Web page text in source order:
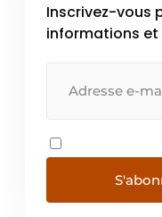
Inscrivez-vous
informations et